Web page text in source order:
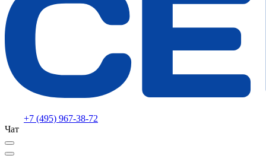
+7 (495) 967-38-72
Чат